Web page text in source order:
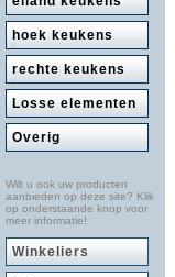
hoek keukens
rechte keukens
Losse elementen
Overig
Wilt u ook uw producten
aanbieden op deze site? Klik
op onderstaande knop voor
meer informatie!
Winkeliers